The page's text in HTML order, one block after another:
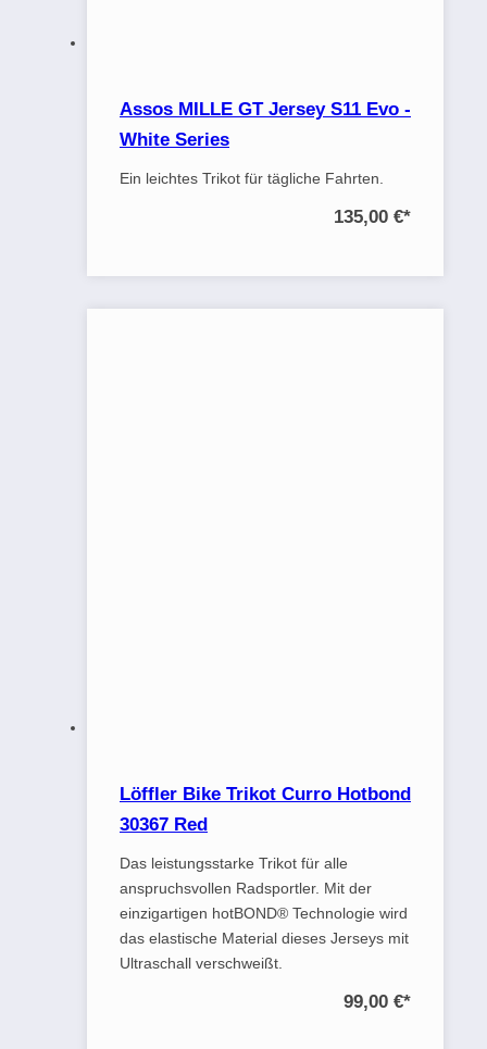
Assos MILLE GT Jersey S11 Evo -
White Series
Ein leichtes Trikot für tägliche Fahrten.
135,00 €*
Löffler Bike Trikot Curro Hotbond
30367 Red
Das leistungsstarke Trikot für alle
anspruchsvollen Radsportler. Mit der
einzigartigen hotBOND® Technologie wird
das elastische Material dieses Jerseys mit
Ultraschall verschweißt.
99,00 €*